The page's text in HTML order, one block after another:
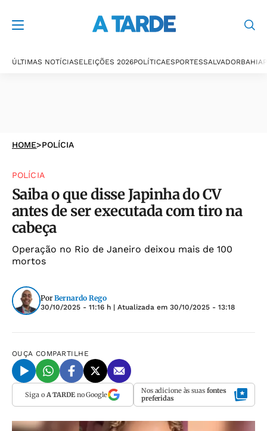
ÚLTIMAS NOTÍCIASELEIÇÕES 2026POLÍTICAESPORTESSALVADORBAHIA
HOME>POLÍCIA
POLÍCIA
Saiba o que disse Japinha do CV
antes de ser executada com tiro na
cabeça
Operação no Rio de Janeiro deixou mais de 100
mortos
Por Bernardo Rego
30/10/2025 - 11:16 h | Atualizada em 30/10/2025 - 13:18
OUÇA COMPARTILHE
Siga o A TARDEno Google Nos adicione às suas fontes
preferidas